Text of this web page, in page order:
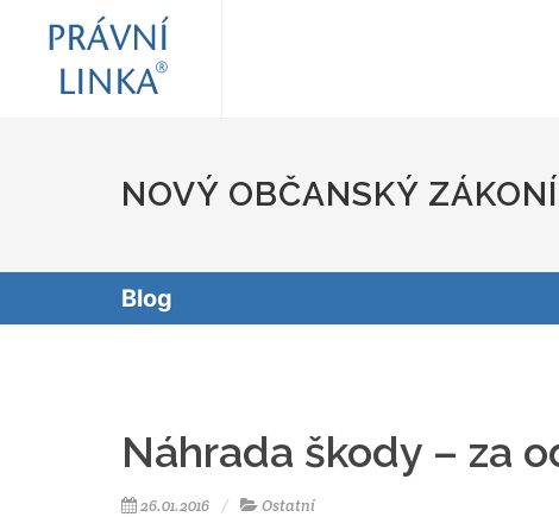
NOVÝ OBČANSKÝ
Blog
Náhrada škody – za
26.01.2016 Ostatní